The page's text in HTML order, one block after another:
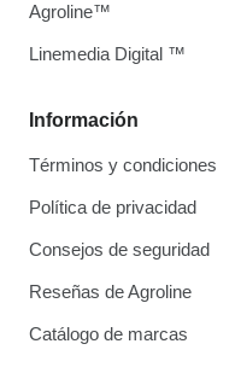
Información
Términos y condiciones
Política de privacidad
Consejos de seguridad
Reseñas de Agroline
Catálogo de marcas
Agroline™
Linemedia Digital ™